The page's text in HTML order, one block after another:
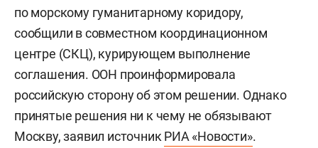
по морскому гуманитарному коридору,
сообщили в совместном координационном
центре (СКЦ), курирующем выполнение
соглашения. ООН проинформировала
российскую сторону об этом решении. Однако
принятые решения ни к чему не обязывают
Москву, заявил источник РИА «Новости».